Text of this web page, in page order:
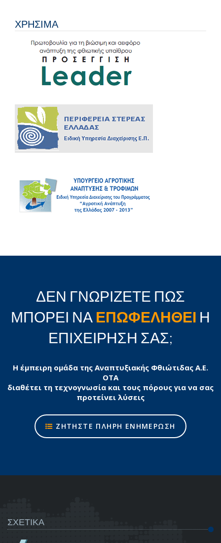
ΧΡΗΣΙΜΑ
ΔΕΝ ΓΝΩΡΙΖΕΤΕ ΠΩΣ
ΜΠΟΡΕΙ ΝΑ ΕΠΩΦΕΛΗΘΕΙ Η
ΕΠΙΧΕΙΡΗΣΗ ΣΑΣ;
Η έμπειρη ομάδα της Αναπτυξιακής Φθιώτιδας Α.Ε.
ΟΤΑ
διαθέτει τη τεχνογνωσία και τους πόρους για να σας
προτείνει λύσεις
ΖΗΤΗΣΤΕ ΠΛΗΡΗ ΕΝΗΜΕΡΩΣΗ
ΣΧΕΤΙΚΑ